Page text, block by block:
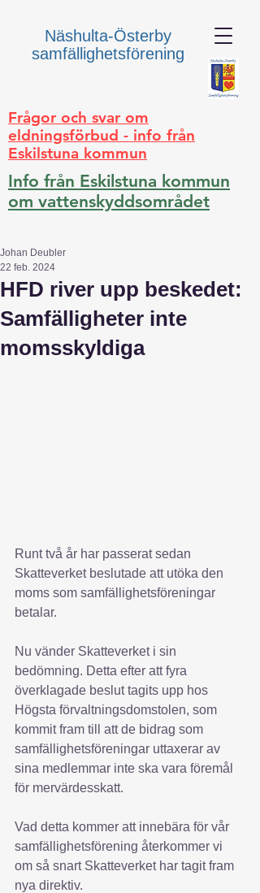
Näshulta-Österby
samfällighetsförening
Info från Eskilstuna kommun
om vattenskyddsområdet
Frågor och svar om
eldningsförbud - info från
Eskilstuna kommun
HFD river upp beskedet:
Samfälligheter inte
momsskyldiga
Johan Deubler
22 feb. 2024
Runt två år har passerat sedan
Skatteverket beslutade att utöka den
moms som samfällighetsföreningar
betalar.
Nu vänder Skatteverket i sin
bedömning. Detta efter att fyra
överklagade beslut tagits upp hos
Högsta förvaltningsdomstolen, som
kommit fram till att de bidrag som
samfällighetsföreningar uttaxerar av
sina medlemmar inte ska vara föremål
för mervärdesskatt.
Vad detta kommer att innebära för vår
samfällighetsförening återkommer vi
om så snart Skatteverket har tagit fram
nya direktiv.